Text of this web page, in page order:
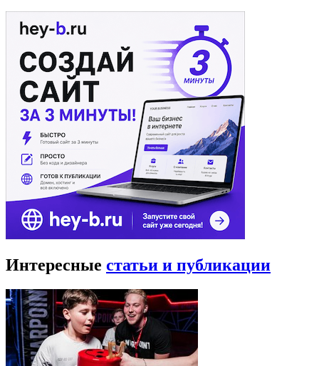
Интересные статьи и публикации